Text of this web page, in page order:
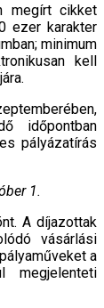
megírt cikket
ezer karakter
minimum
kell
időpontban
pályázatírás
1.
A díjazottak
vásárlási
a
megjelenteti